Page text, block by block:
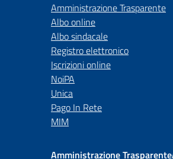
Amministrazione Trasparente
Albo online
Albo sindacale
Registro elettronico
Iscrizioni online
NoiPA
Unica
Pago In Rete
MIM
Amministrazione Trasparente